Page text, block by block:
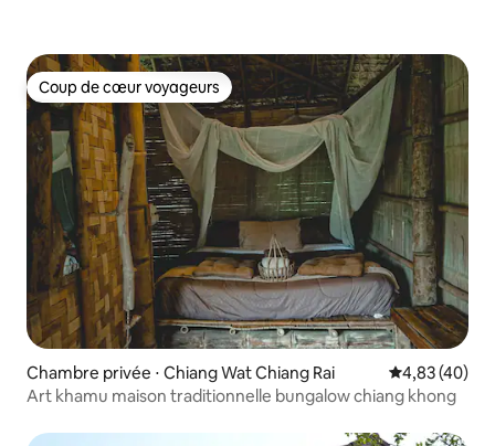
Coup de cœur voyageurs
Coup de cœur voyageurs
Chambre privée ⋅ Chiang Wat Chiang Rai Évaluation
4,83 (40)
Art khamu maison traditionnelle bungalow chiang khong